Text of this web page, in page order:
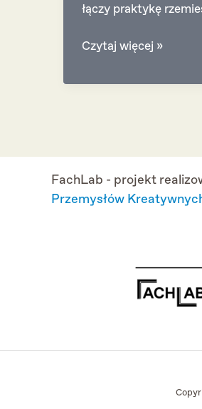
łączy praktykę
Kamila
–
Czytaj więcej »
FachLab - projekt
Przemysłów